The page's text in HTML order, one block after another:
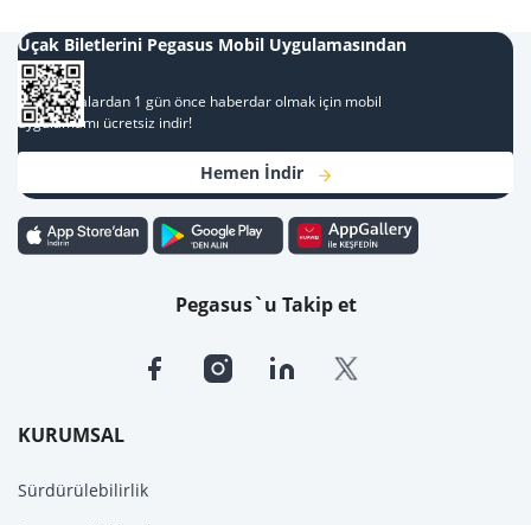
KURUMSAL
Sürdürülebilirlik
Uçak Biletlerini Pegasus Mobil Uygulamasından
Al
Kampanyalardan 1 gün önce haberdar olmak için mobil
uygulamamı ücretsiz indir!
Hemen İndir
Pegasus`u Takip et